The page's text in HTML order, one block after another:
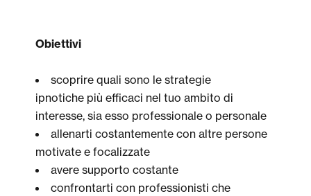
Obiettivi
scoprire quali sono le strategie
ipnotiche più efficaci nel tuo ambito di
interesse, sia esso professionale o personale
allenarti costantemente con altre persone
motivate e focalizzate
avere supporto costante
confrontarti con professionisti che